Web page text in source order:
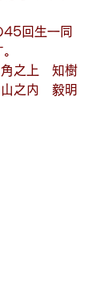
45回生一同
之上　知樹
之内　毅明